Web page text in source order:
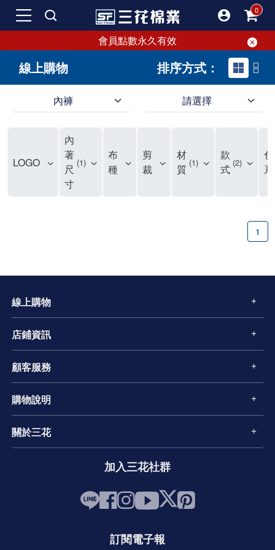
會員點數永久有效
線上購物 排序方式：
內褲 請選擇
LOGO
內
著
尺
寸
1
布
種
剪
裁
材
質 1
款
式 2
色
系
1
線上購物
店鋪資訊
顧客服務
購物說明
關於三花
加入三花社群
訂閱電子報